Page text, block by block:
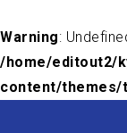
Warning:
/home/editout2/
content/themes/